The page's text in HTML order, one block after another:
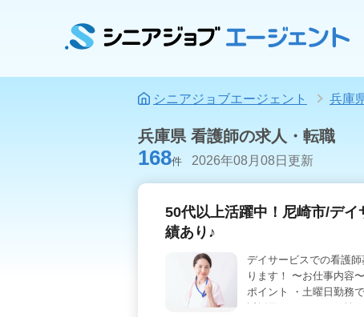
シニアジョブエージェント 兵庫
兵庫県 看護師の求人・転職
168件 2026年08月08日更新
50代以上活躍中！尼崎市/デ
績あり♪
デイサービスでの看護
ります！ 〜お仕事内容
ポイント ・土曜日勤務